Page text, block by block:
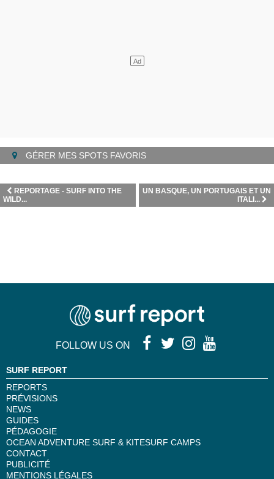
GÉRER MES SPOTS FAVORIS
UN BASQUE, UN PORTUGAIS ET UN
ITALI...
REPORTAGE - SURF INTO THE
WILD...
FOLLOW US ON
SURF REPORT
REPORTS
PRÉVISIONS
NEWS
GUIDES
PÉDAGOGIE
OCEAN ADVENTURE SURF & KITESURF CAMPS
CONTACT
PUBLICITÉ
MENTIONS LÉGALES